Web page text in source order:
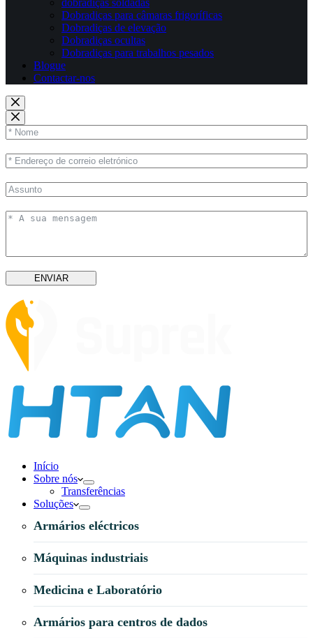
dobradiças soldadas
Dobradiças para câmaras frigoríficas
Dobradiças de elevação
Dobradiças ocultas
Dobradiças para trabalhos pesados
Blogue
Contactar-nos
ENVIAR
Início
Sobre nós
Transferências
Soluções
Armários eléctricos
Máquinas industriais
Medicina e Laboratório
Armários para centros de dados